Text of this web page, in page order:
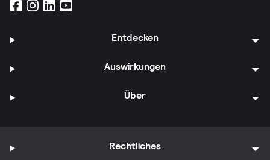
Entdecken
Auswirkungen
Über
Rechtliches